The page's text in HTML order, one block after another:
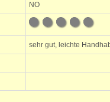
NO
sehr gut, leichte